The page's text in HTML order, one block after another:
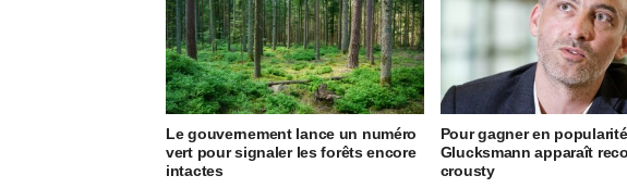
Le gouvernement lance un numéro
vert pour signaler les forêts encore
intactes
Pour gagner en
Glucksmann apparaît
crousty